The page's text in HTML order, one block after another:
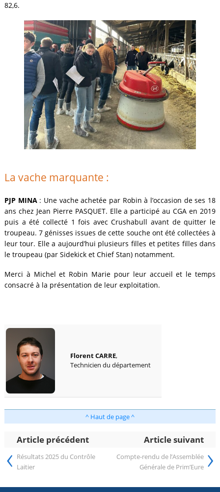
82,6.
La vache marquante :
PJP MINA: Une vache achetée par Robin à l’occasion de ses 18
ans chez Jean Pierre PASQUET. Elle a participé au CGA en 2019
puis a été collecté 1 fois avec Crushabull avant de quitter le
troupeau. 7 génisses issues de cette souche ont été collectées à
leur tour. Elle a aujourd’hui plusieurs filles et petites filles dans
le troupeau (par Sidekick et Chief Stan) notamment.
Merci à Michel et Robin Marie pour leur accueil et le temps
consacré à la présentation de leur exploitation.
Florent CARRE,
Technicien du département
^ Haut de page ^
Article précédent Article suivant
‹ Résultats 2025 du Contrôle
Laitier
Compte-rendu de l’Assemblée
Générale de Prim’Eure ›